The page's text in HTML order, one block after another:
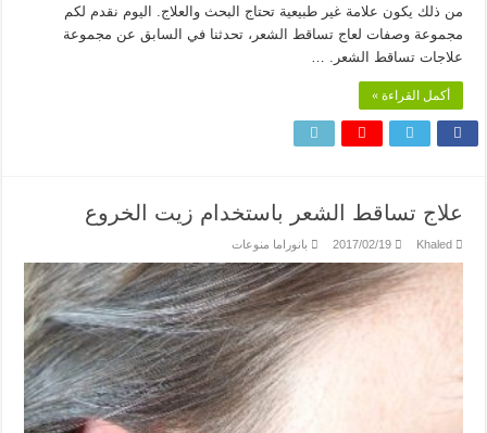
من ذلك يكون علامة غير طبيعية تحتاج البحث والعلاج. اليوم نقدم لكم
مجموعة وصفات لعاج تساقط الشعر، تحدثنا في السابق عن مجموعة
علاجات تساقط الشعر. …
أكمل القراءة »
علاج تساقط الشعر باستخدام زيت الخروع
Khaled
2017/02/19 بانوراما منوعات